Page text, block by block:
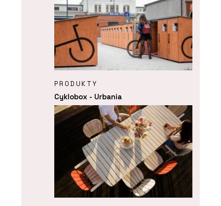
PRODUKTY
Cyklobox - Urbania